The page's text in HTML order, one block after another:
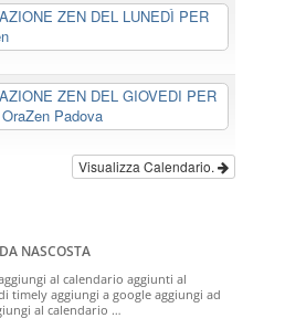
ZEN DEL LUNEDÌ PER
ZEN DEL GIOVEDI PER
Padova
Visualizza Calendario.
NASCOSTA
al calendario aggiunti al
timely aggiungi a google aggiungi ad
al calendario …